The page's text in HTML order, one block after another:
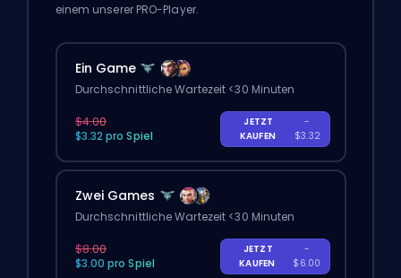
einem unserer PRO-Player.
Ein Game
Durchschnittliche Wartezeit <30 Minuten
$4.00
$3.32 pro Spiel
JETZT
KAUFEN
-
$3.32
Zwei Games
Durchschnittliche Wartezeit <30 Minuten
$8.00
$3.00 pro Spiel
JETZT
KAUFEN
-
$6.00